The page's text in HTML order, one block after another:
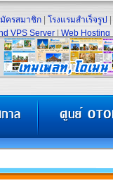
ครสมาชิก โรงแรมสำเร็จรูป
VPS Server Web Hosting